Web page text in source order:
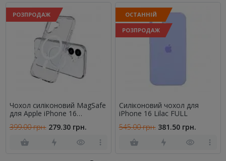
РОЗПРОДАЖ
Чохол силіконовий MagSafe
для Apple iPhone 16
399.00 грн. 279.30 грн.
ОСТАННІЙ
РОЗПРОДАЖ
Силіконовий чохол для
iPhone 16 Lilac FULL
545.00 грн. 381.50 грн.